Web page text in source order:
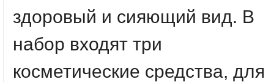
здоровый и сияющий вид. В
набор входят три
косметические средства, для